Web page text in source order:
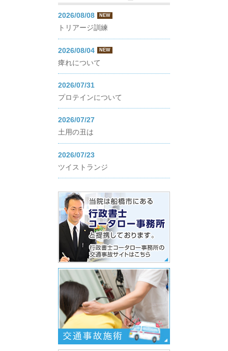
2026/08/08 NEW
トリアージ訓練
2026/08/04 NEW
痺れについて
2026/07/31
プロテインについて
2026/07/27
土用の丑は
2026/07/23
ツイストランジ